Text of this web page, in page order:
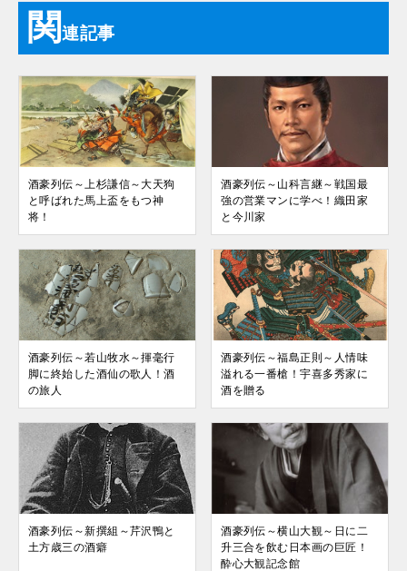
関連記事
酒豪列伝～上杉謙信～大天狗
と呼ばれた馬上盃をもつ神
将！
酒豪列伝～山科言継～戦国最
強の営業マンに学べ！織田家
と今川家
酒豪列伝～若山牧水～揮毫行
脚に終始した酒仙の歌人！酒
の旅人
酒豪列伝～福島正則～人情味
溢れる一番槍！宇喜多秀家に
酒を贈る
酒豪列伝～新撰組～芹沢鴨と
土方歳三の酒癖
酒豪列伝～横山大観～日に二
升三合を飲む日本画の巨匠！
酔心大観記念館